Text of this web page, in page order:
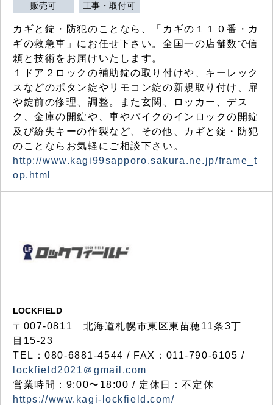
販売可 工事・取付可
カギと錠・防犯のことなら、「カギの１１０番・カ
ギの救急車」にお任せ下さい。全国一の店舗数で信
頼と技術をお届けいたします。
１ドア２ロックの補助錠の取り付けや、キーレック
スなどのボタン錠やリモコン錠の新規取り付け、扉
や錠前の修理、調整。また玄関、ロッカー、デス
ク、金庫の開錠や、車やバイクのインロックの開錠
及び紛失キーの作製など、その他、カギと錠・防犯
のことならお気軽にご相談下さい。
http://www.kagi99sapporo.sakura.ne.jp/frame_t
op.html
LOCKFIELD
〒007-0811 北海道札幌市東区東苗穂11条3丁
目15-23
TEL：080-6881-4544 / FAX：011-790-6105 /
lockfield2021＠gmail.com
営業時間：9:00〜18:00 / 定休日：不定休
https://www.kagi-lockfield.com/